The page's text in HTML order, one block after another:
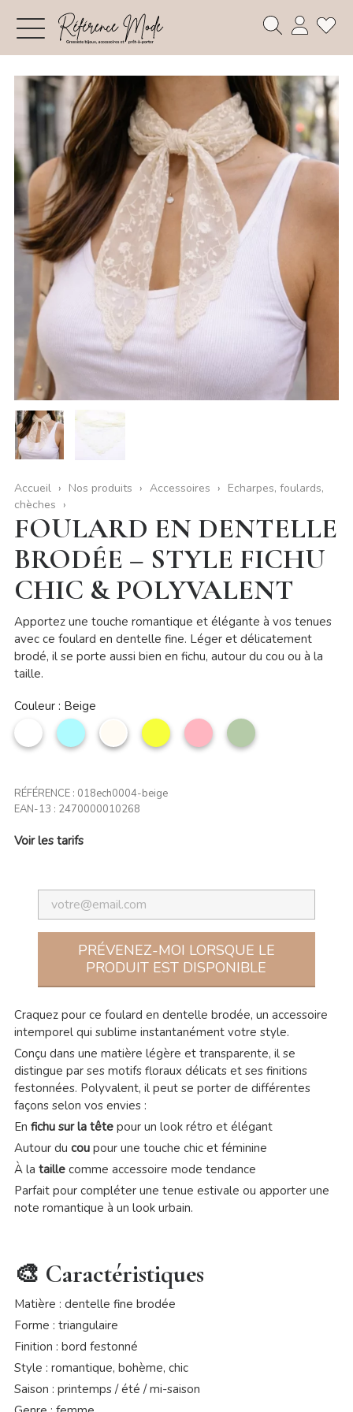
Accueil Nos produits Accessoires
Echarpes, foulards,
chèches
FOULARD EN DENTELLE
BRODÉE – STYLE FICHU
CHIC & POLYVALENT
Apportez une touche romantique et élégante à vos tenues
avec ce foulard en dentelle fine. Léger et délicatement
brodé, il se porte aussi bien en fichu, autour du cou ou à la
taille.
Couleur : Beige
Blanc
Bleu
ciel
Beige Citron
Rose
clair
Vert
amande
RÉFÉRENCE : 018ech0004-beige
EAN-13 : 2470000010268
Voir les tarifs
PRÉVENEZ-MOI LORSQUE LE
PRODUIT EST DISPONIBLE
Craquez pour ce foulard en dentelle brodée, un accessoire
intemporel qui sublime instantanément votre style.
Conçu dans une matière légère et transparente, il se
distingue par ses motifs floraux délicats et ses finitions
festonnées. Polyvalent, il peut se porter de différentes
façons selon vos envies :
En fichu sur la têtepour un look rétro et élégant
Autour du coupour une touche chic et féminine
À la taillecomme accessoire mode tendance
Parfait pour compléter une tenue estivale ou apporter une
note romantique à un look urbain.
🎨 Caractéristiques
Matière : dentelle fine brodée
Forme : triangulaire
Finition : bord festonné
Style : romantique, bohème, chic
Saison : printemps / été / mi-saison